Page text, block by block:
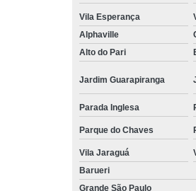
Vila Esperança
Alphaville
Alto do Pari
Jardim Guarapiranga
Parada Inglesa
Parque do Chaves
Vila Jaraguá
Barueri
Grande São Paulo